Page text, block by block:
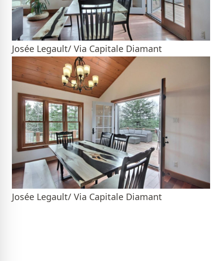
Josée Legault/ Via Capitale Diamant
Josée Legault/ Via Capitale Diamant